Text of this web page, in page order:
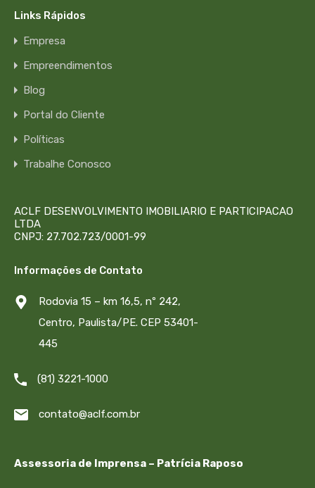
Links Rápidos
Empresa
Empreendimentos
Blog
Portal do Cliente
Políticas
Trabalhe Conosco
ACLF DESENVOLVIMENTO IMOBILIARIO E PARTICIPACAO
LTDA
CNPJ: 27.702.723/0001-99
Informações de Contato
Rodovia 15 – km 16,5, nº 242,
Centro, Paulista/PE. CEP 53401-
445
(81) 3221-1000
contato@aclf.com.br
Assessoria de Imprensa – Patrícia Raposo